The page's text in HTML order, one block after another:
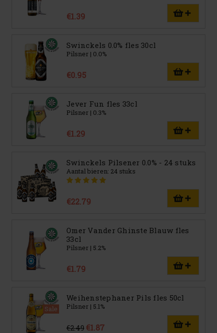
€1.39
Swinckels 0.0% fles 30cl
Pilsner | 0.0%
€0.95
Jever Fun fles 33cl
Pilsner | 0.3%
€1.29
Swinckels Pilsener 0.0% - 24 stuks
Aantal bieren: 24 stuks
€22.79
Omer Vander Ghinste Blauw fles
33cl
Pilsner | 5.2%
€1.79
Sale
Weihenstephaner Pils fles 50cl
Pilsner | 5.1%
€2.49 €1.87